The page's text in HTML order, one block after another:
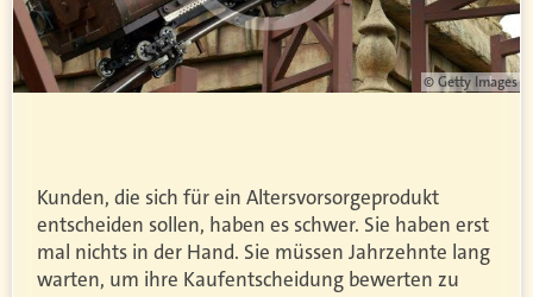
© Getty Images
Kunden, die sich für ein Altersvorsorgeprodukt
entscheiden sollen, haben es schwer. Sie haben erst
mal nichts in der Hand. Sie müssen Jahrzehnte lang
warten, um ihre Kaufentscheidung bewerten zu